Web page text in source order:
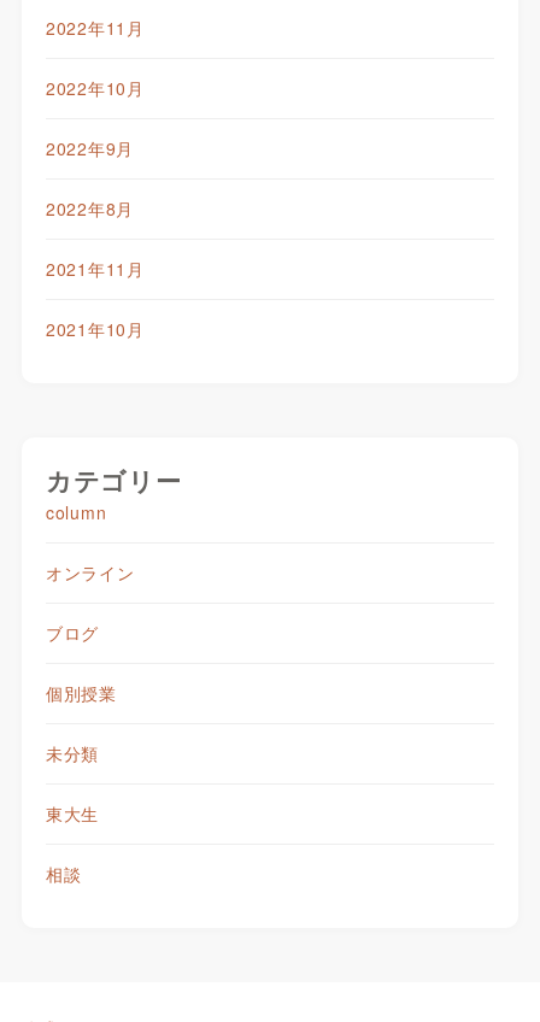
2022年11月
2022年10月
2022年9月
2022年8月
2021年11月
2021年10月
カテゴリー
column
オンライン
ブログ
個別授業
未分類
東大生
相談